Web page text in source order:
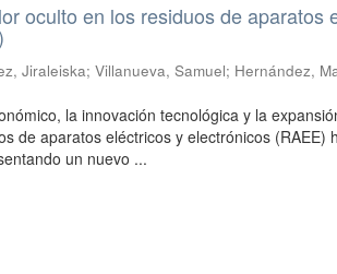
oculto en los residuos de aparatos
Jiraleiska;Villanueva, Samuel; Hernández,
la innovación tecnológica y la
de aparatos eléctricos y electrónicos (RAEE)
un nuevo ...